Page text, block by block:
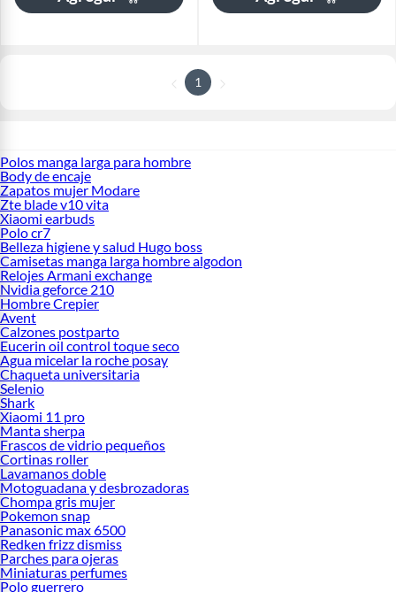
1
Polos manga larga para hombre
Body de encaje
Zapatos mujer Modare
Zte blade v10 vita
Xiaomi earbuds
Polo cr7
Belleza higiene y salud Hugo boss
Camisetas manga larga hombre algodon
Relojes Armani exchange
Nvidia geforce 210
Hombre Crepier
Avent
Calzones postparto
Eucerin oil control toque seco
Agua micelar la roche posay
Chaqueta universitaria
Selenio
Shark
Xiaomi 11 pro
Manta sherpa
Frascos de vidrio pequeños
Cortinas roller
Lavamanos doble
Motoguadana y desbrozadoras
Chompa gris mujer
Pokemon snap
Panasonic max 6500
Redken frizz dismiss
Parches para ojeras
Miniaturas perfumes
Polo guerrero